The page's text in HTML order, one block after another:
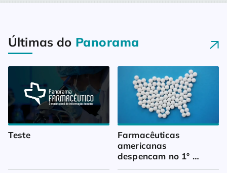
Últimas do Panorama
Teste
Farmacêuticas
americanas
despencam no 1º